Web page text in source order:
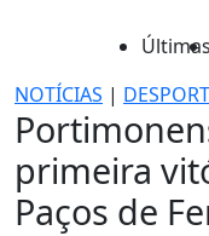
Últimas
NOTÍCIAS |
primeira
Paços de